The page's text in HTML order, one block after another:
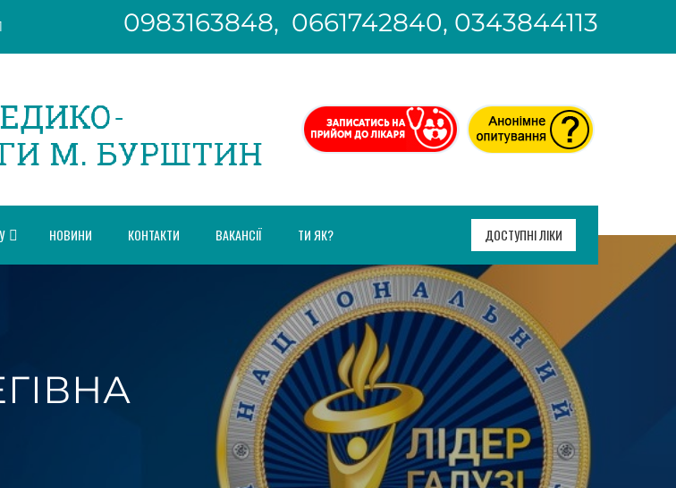
0983163848, 0661742840, 0343844113
НОВИНИ КОНТАКТИ ВАКАНСІЇ ТИ ЯК? ДОСТУПНІ ЛІКИ